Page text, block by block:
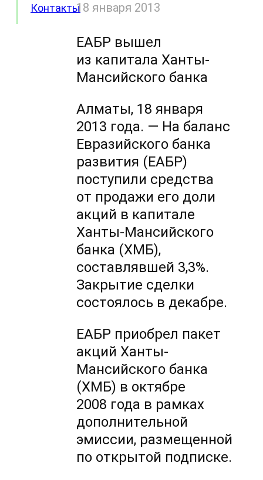
Контакты18 января 2013
ЕАБР вышел
из капитала Ханты-
Мансийского банка
Алматы, 18 января
2013 года. — На баланс
Евразийского банка
развития (ЕАБР)
поступили средства
от продажи его доли
акций в капитале
Ханты-Мансийского
банка (ХМБ),
составлявшей 3,3%.
Закрытие сделки
состоялось в декабре.
ЕАБР приобрел пакет
акций Ханты-
Мансийского банка
(ХМБ) в октябре
2008 года в рамках
дополнительной
эмиссии, размещенной
по открытой подписке.